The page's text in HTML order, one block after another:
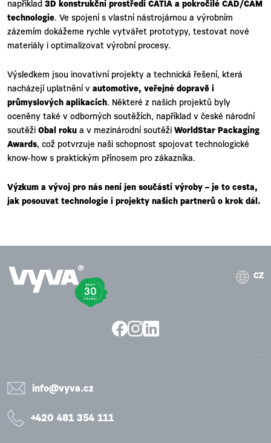
například 3D konstrukční prostředí CATIA a pokročilé CAD/CAM
technologie. Ve spojení s vlastní nástrojárnou a výrobním
zázemím dokážeme rychle vytvářet prototypy, testovat nové
materiály i optimalizovat výrobní procesy.
Výsledkem jsou inovativní projekty a technická řešení, která
nacházejí uplatnění v automotive, veřejné dopravě i
průmyslových aplikacích. Některé z našich projektů byly
oceněny také v odborných soutěžích, například v české národní
soutěži Obal roku a v mezinárodní soutěži WorldStar Packaging
Awards, což potvrzuje naši schopnost spojovat technologické
know-how s praktickým přínosem pro zákazníka.
Výzkum a vývoj pro nás není jen součástí výroby – je to cesta,
jak posouvat technologie i projekty našich partnerů o krok dál.
CZ
info@vyva.cz
+420 481 354 111